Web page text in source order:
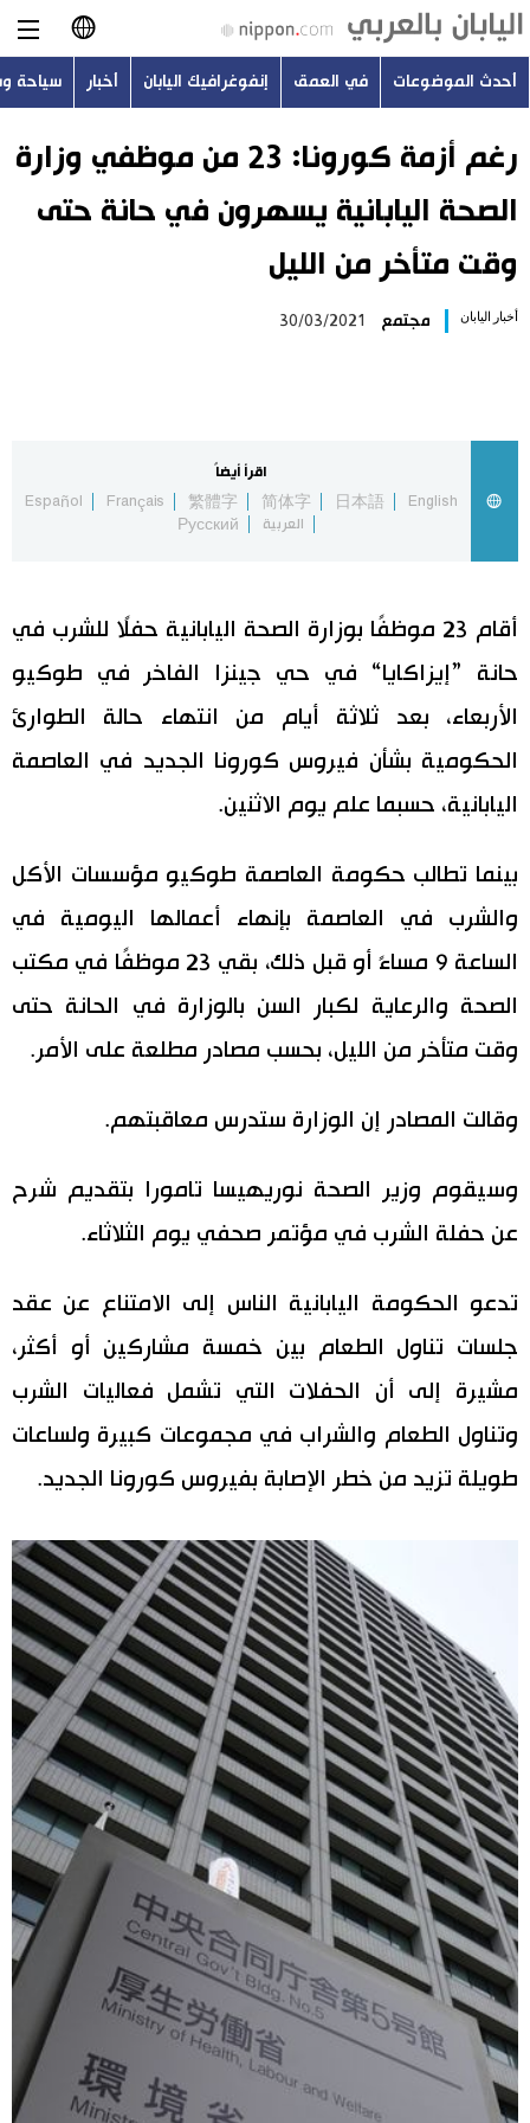
日本語
English
简体字
أحدث الموضوعات
سياحة وسفر
اليابان في فيديو
مانغا وأنيمي
علوم وتكنولوجيا
الأقسام
أشخاص
تجارب وآراء
سياسة
اقتصاد
ثقافة
لايف ستايل
طوكيو
إعلان
اللغة اليابانية
موسوعة اليابان
هو وهي
المطبخ الياباني
تواصل معنا
أحدث الموضوعات في العمق إنفوغرافيك اليابان أخبار سياحة
رغم أزمة كورونا: 23 من موظفي وزارة
الصحة اليابانية يسهرون في حانة حتى
وقت متأخر من الليل
أخبار اليابان مجتمع 30/03/2021
اقرأ أيضاً
English
日本語
简体字
繁體字
Français
Español
العربية
Русский
أقام 23 موظفًا بوزارة الصحة اليابانية حفلًا للشرب في
حانة ”إيزاكايا“ في حي جينزا الفاخر في طوكيو
الأربعاء، بعد ثلاثة أيام من انتهاء حالة الطوارئ
الحكومية بشأن فيروس كورونا الجديد في العاصمة
اليابانية، حسبما علم يوم الاثنين.
بينما تطالب حكومة العاصمة طوكيو مؤسسات الأكل
والشرب في العاصمة بإنهاء أعمالها اليومية في
الساعة 9 مساءً أو قبل ذلك، بقي 23 موظفًا في مكتب
الصحة والرعاية لكبار السن بالوزارة في الحانة حتى
وقت متأخر من الليل، بحسب مصادر مطلعة على الأمر.
وقالت المصادر إن الوزارة ستدرس معاقبتهم.
وسيقوم وزير الصحة نوريهيسا تامورا بتقديم شرح
عن حفلة الشرب في مؤتمر صحفي يوم الثلاثاء.
تدعو الحكومة اليابانية الناس إلى الامتناع عن عقد
جلسات تناول الطعام بين خمسة مشاركين أو أكثر،
مشيرة إلى أن الحفلات التي تشمل فعاليات الشرب
وتناول الطعام والشراب في مجموعات كبيرة ولساعات
طويلة تزيد من خطر الإصابة بفيروس كورونا الجديد.